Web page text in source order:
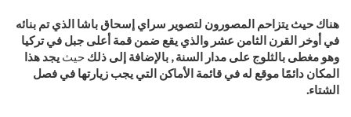
هناك حيث يتزاحم المصورون لتصوير سراي إسحاق باشا الذي تم بنائه
في أوخر القرن الثامن عشر والذي يقع ضمن قمة أعلى جبل في تركيا
وهو مغطى بالثلوج على مدار السنة , بالإضافة إلى ذلك حيث يجد هذا
المكان دائمًا موقع له في قائمة الأماكن التي يجب زيارتها في فصل
الشتاء.